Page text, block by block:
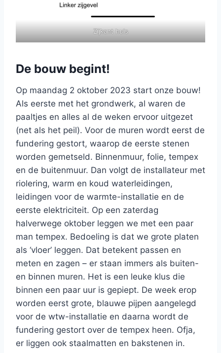
Zijkant huis
De bouw begint!
Op maandag 2 oktober 2023 start onze bouw!
Als eerste met het grondwerk, al waren de
paaltjes en alles al de weken ervoor uitgezet
(net als het peil). Voor de muren wordt eerst de
fundering gestort, waarop de eerste stenen
worden gemetseld. Binnenmuur, folie, tempex
en de buitenmuur. Dan volgt de installateur met
riolering, warm en koud waterleidingen,
leidingen voor de warmte-installatie en de
eerste elektriciteit. Op een zaterdag
halverwege oktober leggen we met een paar
man tempex. Bedoeling is dat we grote platen
als ‘vloer’ leggen. Dat betekent passen en
meten en zagen – er staan immers als buiten-
en binnen muren. Het is een leuke klus die
binnen een paar uur is gepiept. De week erop
worden eerst grote, blauwe pijpen aangelegd
voor de wtw-installatie en daarna wordt de
fundering gestort over de tempex heen. Ofja,
er liggen ook staalmatten en bakstenen in.